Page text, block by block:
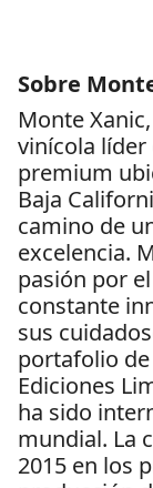
Sobre
Monte
vinícola líder
premium
Baja
camino de
excelencia.
pasión por
constante
sus
portafolio
Ediciones
ha sido
mundial. La
2015 en los